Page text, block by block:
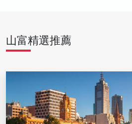
山富精選推薦